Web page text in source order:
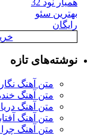
بهترین سئو
رایگان
نوشته‌های تازه
متن آهنگ
متن آهنگ
متن آهنگ
متن آهنگ
متن آهنگ